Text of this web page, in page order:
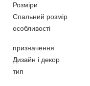
Розміри
Спальний розмір
особливості
призначення
Дизайн і декор
тип